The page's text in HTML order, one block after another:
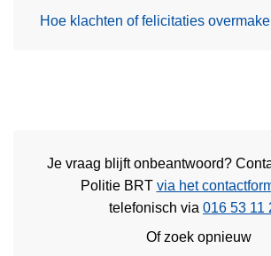
Hoe klachten of felicitaties
Je vraag blijft onbeantwoord?
Politie BRT via het
telefonisch via 016 53 11
Of zoek opnieuw